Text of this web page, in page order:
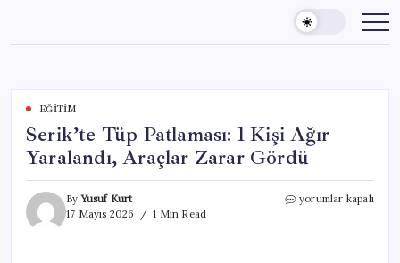
content
EĞITIM
Serik’te Tüp Patlaması: 1 Kişi Ağır
Yaralandı, Araçlar Zarar Gördü
ByYusuf Kurt
17 Mayıs 2026
1 Min Read
Serik’te
yorumlar kapalı